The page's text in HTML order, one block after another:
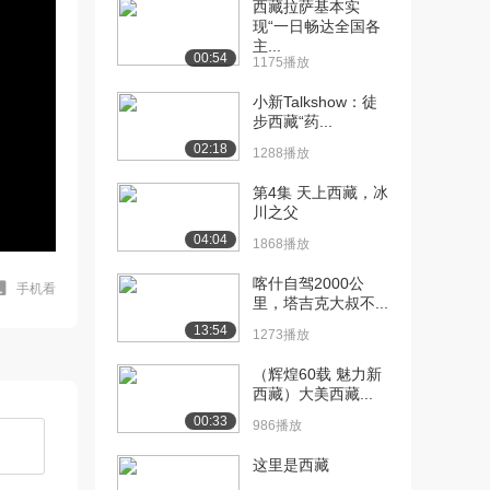
手机看
00:54
西藏拉萨基本实
现“一日畅达全国各
主...
1175播放
02:18
小新Talkshow：徒
步西藏“药...
1288播放
04:04
第4集 天上西藏，冰
川之父
1868播放
13:54
喀什自驾2000公
里，塔吉克大叔不...
1273播放
00:33
（辉煌60载 魅力新
西藏）大美西藏...
986播放
这里是西藏